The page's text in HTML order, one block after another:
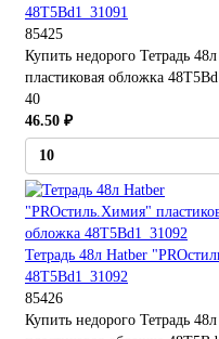
48Т5Bd1_31091
85425
Купить недорого Тетрадь
пластиковая обложка
40
46.50 ₽
Тетрадь 48л Hatber
48Т5Bd1_31092
85426
Купить недорого Тетрадь